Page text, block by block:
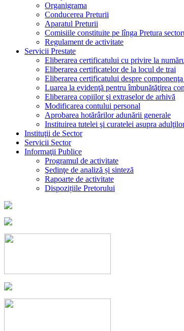
Organigrama
Conducerea Preturii
Aparatul Preturii
Comisiile constituite pe lînga Pretura
Regulament de activitate
Servicii Prestate
Eliberarea certificatului cu privire la
Eliberarea certificatelor de la locul de trai
Eliberarea certificatului despre
Luarea la evidenţă pentru îmbunătăţirea
Eliberarea copiilor şi extraselor de arhivă
Modificarea contului personal
Aprobarea hotărârilor adunării generale
Instituirea tutelei şi curatelei asupra
Instituţii de Sector
Servicii Sector
Informaţii Publice
Programul de activitate
Şedinţe de analiză și sinteză
Rapoarte de activitate
Dispozițiile Pretorului